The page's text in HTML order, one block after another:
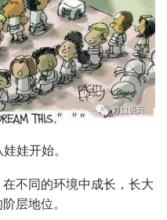
娃开始。
不同的环境中成长，长大
层地位。